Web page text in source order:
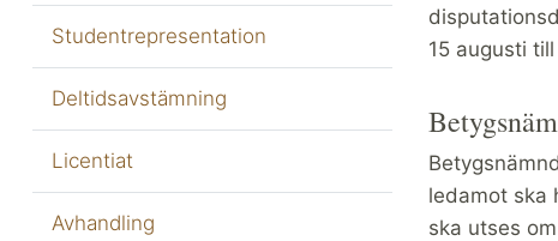
Studentrepresentation
Deltidsavstämning
Licentiat
Avhandling
15 augusti
ledamot ska
ska utses